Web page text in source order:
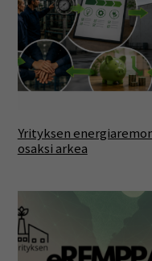
Yrityksen
osaksi arkea